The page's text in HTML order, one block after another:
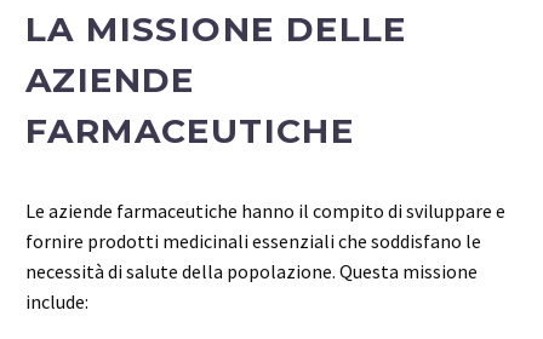
LA MISSIONE DELLE
AZIENDE
FARMACEUTICHE
Le aziende farmaceutiche hanno il compito di sviluppare e
fornire prodotti medicinali essenziali che soddisfano le
necessità di salute della popolazione. Questa missione
include: